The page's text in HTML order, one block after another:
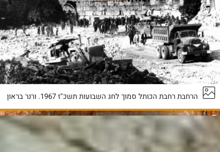
הרחבת רחבת הכותל סמוך לחג השבועות תשכ"ז 1967. ורנר בראון